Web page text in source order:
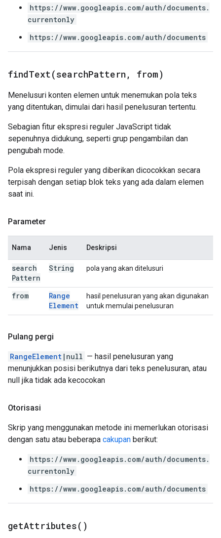
https://www.googleapis.com/auth/documents.
currentonly
https://www.googleapis.com/auth/documents
findText(searchPattern , from)
Menelusuri konten elemen untuk menemukan pola teks
yang ditentukan, dimulai dari hasil penelusuran tertentu.
Sebagian fitur ekspresi reguler JavaScript tidak
sepenuhnya didukung, seperti grup pengambilan dan
pengubah mode.
Pola ekspresi reguler yang diberikan dicocokkan secara
terpisah dengan setiap blok teks yang ada dalam elemen
saat ini.
Parameter
Nama Jenis Deskripsi
search
Pattern
String pola yang akan ditelusuri
from
Range
Element
hasil penelusuran yang akan digunakan
untuk memulai penelusuran
Pulang pergi
RangeElement |null — hasil penelusuran yang
menunjukkan posisi berikutnya dari teks penelusuran, atau
null jika tidak ada kecocokan
Otorisasi
Skrip yang menggunakan metode ini memerlukan otorisasi
dengan satu atau beberapa cakupan berikut:
https://www.googleapis.com/auth/documents.
currentonly
https://www.googleapis.com/auth/documents
getAttributes( )